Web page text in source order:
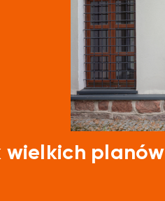
wielkich planów